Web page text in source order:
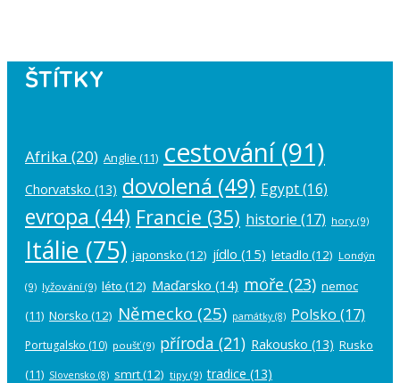
ŠTÍTKY
Afrika (20) Anglie (11) cestování(91)
Chorvatsko (13) dovolená (49) Egypt(16)
evropa (44) Francie (35) historie (17) hory (9)
Itálie (75) japonsko (12) jídlo (15) letadlo (12) Londýn
(9) lyžování (9) léto (12) Maďarsko (14) moře (23) nemoc
(11) Norsko (12) Německo (25) památky(8) Polsko (17)
Portugalsko (10) poušť(9) příroda (21) Rakousko (13) Rusko
(11) Slovensko (8) smrt(12) tipy (9) tradice (13)